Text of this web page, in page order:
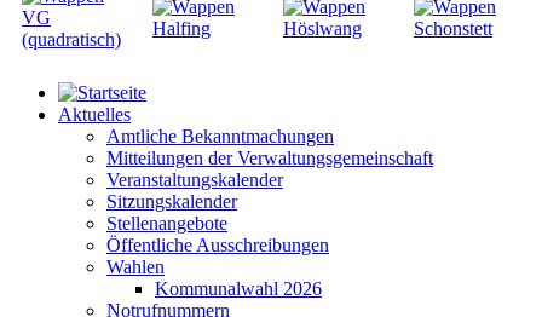
Aktuelles
Amtliche Bekanntmachungen
Mitteilungen der Verwaltungsgemeinschaft
Veranstaltungskalender
Sitzungskalender
Stellenangebote
Öffentliche Ausschreibungen
Wahlen
Kommunalwahl 2026
Notrufnummern